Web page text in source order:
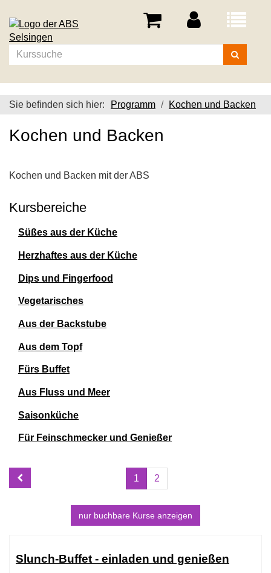
Menü
Kurse
suchen
Sie befinden sich hier: Programm Kochen und Backen
Kochen und Backen
Kochen und Backen mit der ABS
Kursbereiche
Süßes aus der Küche
Herzhaftes aus der Küche
Dips und Fingerfood
Vegetarisches
Aus der Backstube
Aus dem Topf
Fürs Buffet
Aus Fluss und Meer
Saisonküche
Für Feinschmecker und Genießer
Seite
1
Seiten
blättern
1 2
nur buchbare Kurse anzeigen
Tabellenüberschriften
können
Slunch-Buffet - einladen und genießen